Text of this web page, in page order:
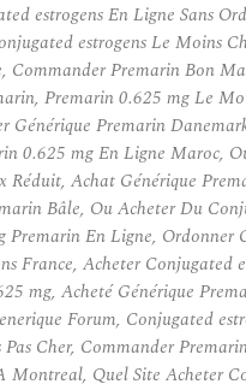
estrogens En Ligne Sans
estrogens Le
Premarin Bon
Premarin 0.625 mg Le
Premarin
0.625 mg En Ligne Maroc,
Achat Générique
Bâle, Ou Acheter Du
En Ligne,
France, Acheter
mg, Acheté Générique
Forum, Conjugated
Cher, Commander
Quel Site Acheter